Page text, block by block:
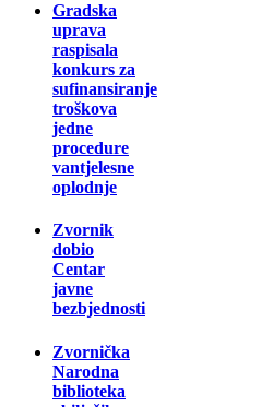
Gradska
uprava
raspisala
konkurs za
sufinansiranje
troškova
jedne
procedure
vantjelesne
oplodnje
Zvornik
dobio
Centar
javne
bezbjednosti
Zvornička
Narodna
biblioteka